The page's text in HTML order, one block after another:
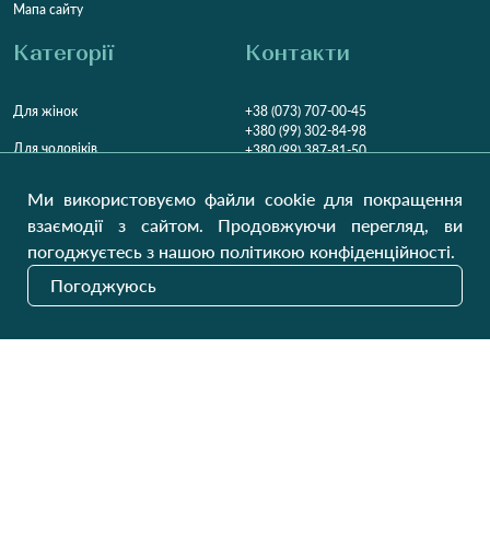
Мапа сайту
Категорії
Для жінок
Для чоловіків
Домашній текстиль
Контакти
+38 (073) 707-00-45
+380 (99) 302-84-98
+380 (99) 387-81-50
Пн-Пт9:00 - 16:00
НДВихідний
Наші оновлення
Ми використовуємо файли cookie для покращення
взаємодії з сайтом. Продовжуючи перегляд, ви
погоджуєтесь з нашою політикою конфіденційності.
Погоджуюсь